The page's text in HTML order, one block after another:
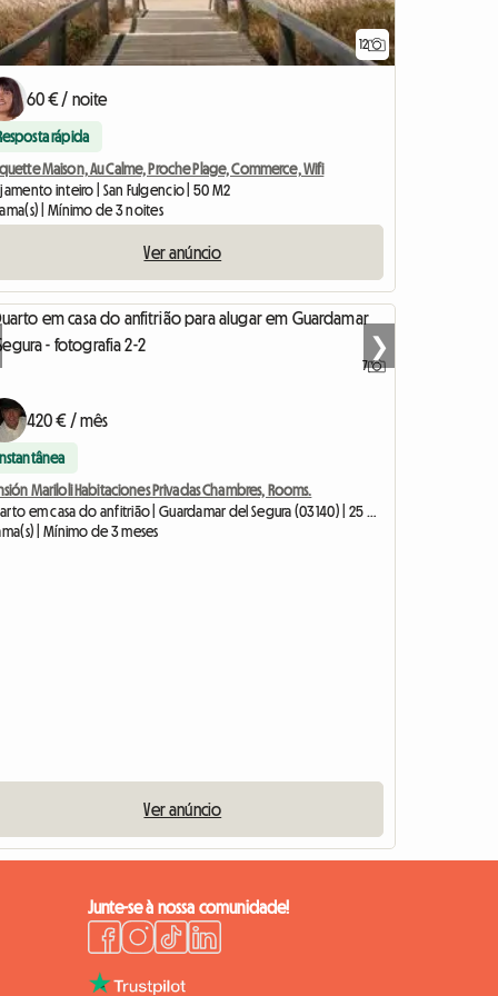
12
60 € / noite
rápida
Maison, Au Calme, Proche Plage, Commerce, Wifi
inteiro | San Fulgencio | 50 M2
| Mínimo de 3 noites
Ver anúncio
7
❯
420 € / mês
Mariloli Habitaciones Privadas Chambres, Rooms.
Quarto em casa do anfitrião | Guardamar del Segura (03140) | 25 M2
| Mínimo de 3 meses
Ver anúncio
Junte-se à nossa comunidade!